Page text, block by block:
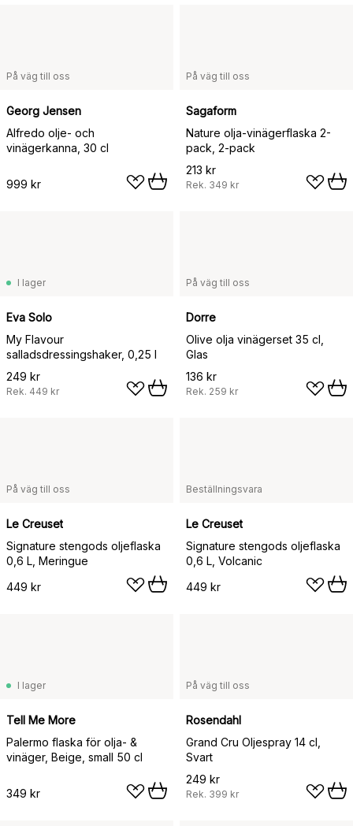
På väg till oss
Georg Jensen
Alfredo olje- och
vinägerkanna, 30 cl
999 kr
På väg till oss
Sagaform
Nature olja-vinägerflaska 2-
pack, 2-pack
213 kr
Rek. 349 kr
I lager
Eva Solo
My Flavour
salladsdressingshaker, 0,25 l
249 kr
Rek. 449 kr
På väg till oss
Dorre
Olive olja vinägerset 35 cl,
Glas
136 kr
Rek. 259 kr
På väg till oss
Le Creuset
Signature stengods oljeflaska
0,6 L, Meringue
449 kr
Beställningsvara
Le Creuset
Signature stengods oljeflaska
0,6 L, Volcanic
449 kr
I lager
Tell Me More
Palermo flaska för olja- &
vinäger, Beige, small 50 cl
349 kr
På väg till oss
Rosendahl
Grand Cru Oljespray 14 cl,
Svart
249 kr
Rek. 399 kr